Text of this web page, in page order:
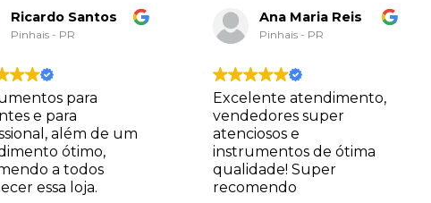
Ricardo Santos
Pinhais - PR
para
e para
além de um
ótimo,
a todos
essa loja.
Ana Maria Reis
Pinhais - PR
Excelente atendimento,
vendedores super
atenciosos e
instrumentos de ótima
qualidade! Super
recomendo